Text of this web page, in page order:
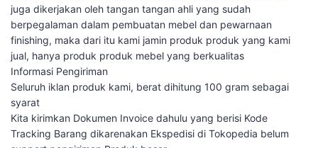
juga dikerjakan oleh tangan tangan ahli yang sudah
berpegalaman dalam pembuatan mebel dan pewarnaan
finishing, maka dari itu kami jamin produk produk yang kami
jual, hanya produk produk mebel yang berkualitas
Informasi Pengiriman
Seluruh iklan produk kami, berat dihitung 100 gram sebagai
syarat
Kita kirimkan Dokumen Invoice dahulu yang berisi Kode
Tracking Barang dikarenakan Ekspedisi di Tokopedia belum